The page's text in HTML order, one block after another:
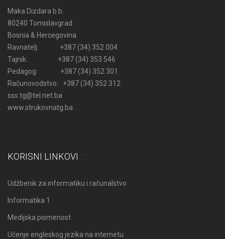
Maka Dizdara b.b.
80240 Tomislavgrad
Bosnia & Hercegovina
Ravnatelj: +387 (34) 352 004
Tajnik: +387 (34) 353 546
Pedagog: +387 (34) 352 301
Računovodstvo: +387 (34) 352 312
sss.tg@tel.net.ba
www.strukovnatg.ba .
KORISNI LINKOVI
Udžbenik za informatiku i računalstvo
Informatika 1
Medijska pismenost
Učenje engleskog jezika na internetu